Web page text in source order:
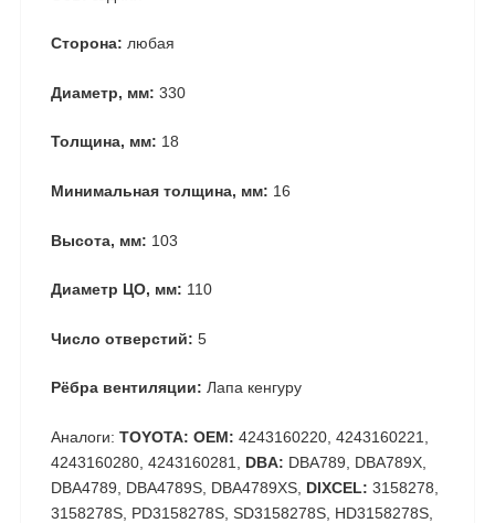
Сторона: любая
Диаметр, мм: 330
Толщина, мм: 18
Минимальная толщина, мм: 16
Высота, мм: 103
Диаметр ЦО, мм: 110
Число отверстий: 5
Рёбра вентиляции: Лапа кенгуру
Аналоги: TOYOTA: OEM: 4243160220, 4243160221,
4243160280, 4243160281, DBA: DBA789, DBA789X,
DBA4789, DBA4789S, DBA4789XS, DIXCEL: 3158278,
3158278S, PD3158278S, SD3158278S, HD3158278S,